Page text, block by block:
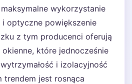
wykorzystanie
i optyczne powiększenie
z tym producenci oferują
które jednocześnie
i izolacyjność
trendem jest rosnąca